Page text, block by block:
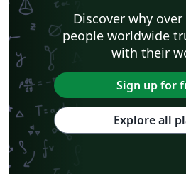
Discover why
people worldwide
with their
Sign up for
Explore all